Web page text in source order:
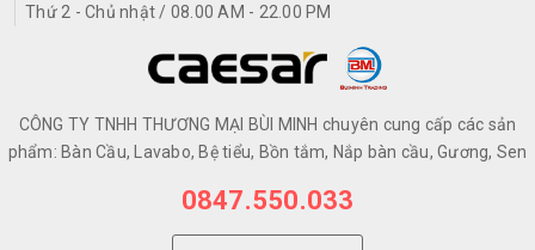
Thứ 2 - Chủ nhật / 08.00 AM - 22.00 PM
CÔNG TY TNHH THƯƠNG MẠI BÙI MINH chuyên cung cấp các sản
phẩm: Bàn Cầu, Lavabo, Bệ tiểu, Bồn tắm, Nắp bàn cầu, Gương, Sen
0847.550.033